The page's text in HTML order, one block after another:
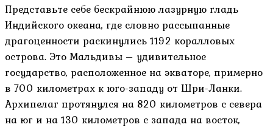
Представьте себе бескрайнюю лазурную гладь
Индийского океана, где словно рассыпанные
драгоценности раскинулись 1192 коралловых
острова. Это Мальдивы – удивительное
государство, расположенное на экваторе, примерно
в 700 километрах к юго-западу от Шри-Ланки.
Архипелаг протянулся на 820 километров с севера
на юг и на 130 километров с запада на восток,